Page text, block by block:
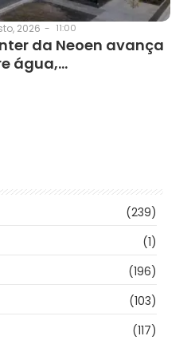
2026 - 11:00
da Neoen avança
água,…
(239)
(1)
(196)
(103)
(117)